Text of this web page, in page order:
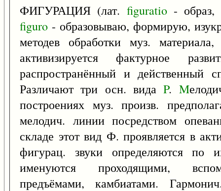
ФИГУРАЦИЯ (лат. figuratio- образ,
figuro - образовываю, формирую,
методев обработки муз.
активизируется фактурное
распространённый и действенный
Различают три осн. видаP. M
построениях муз. произв.
мелодич. линии посредством
складе этот вид Ф. проявляется в
фигурац. звуки определяются
именуются проходящими,
предъёмами, камбиатами.